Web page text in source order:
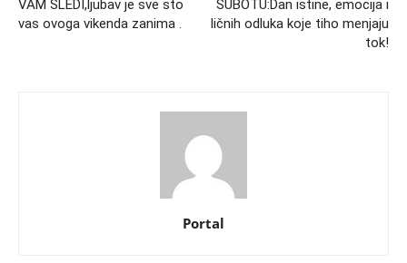
VAM SLEDI,ljubav je sve sto
vas ovoga vikenda zanima .
SUBOTU:Dan istine, emocija i
ličnih odluka koje tiho menjaju
tok!
Portal